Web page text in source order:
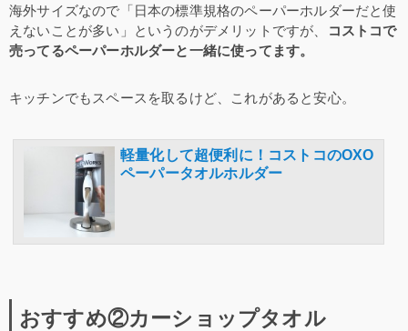
海外サイズなので「日本の標準規格のペーパーホルダーだと使
えないことが多い」というのがデメリットですが、
コストコで
売ってるペーパーホルダーと一緒に使ってます。
キッチンでもスペースを取るけど、これがあると安心。
軽量化して超便利に！コストコのOXO
ペーパータオルホルダー
おすすめ②カーショップタオル